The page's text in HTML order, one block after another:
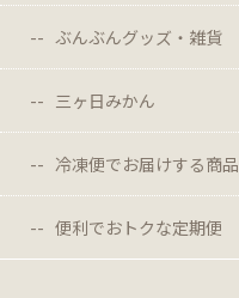
ぶんぶんグッズ・雑貨
三ヶ日みかん
冷凍便でお届けする商品
便利でおトクな定期便